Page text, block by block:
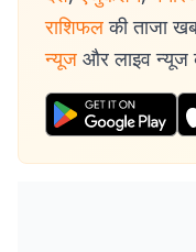
राशिफल की ताजा
न्यूज और लाइव न्यूज